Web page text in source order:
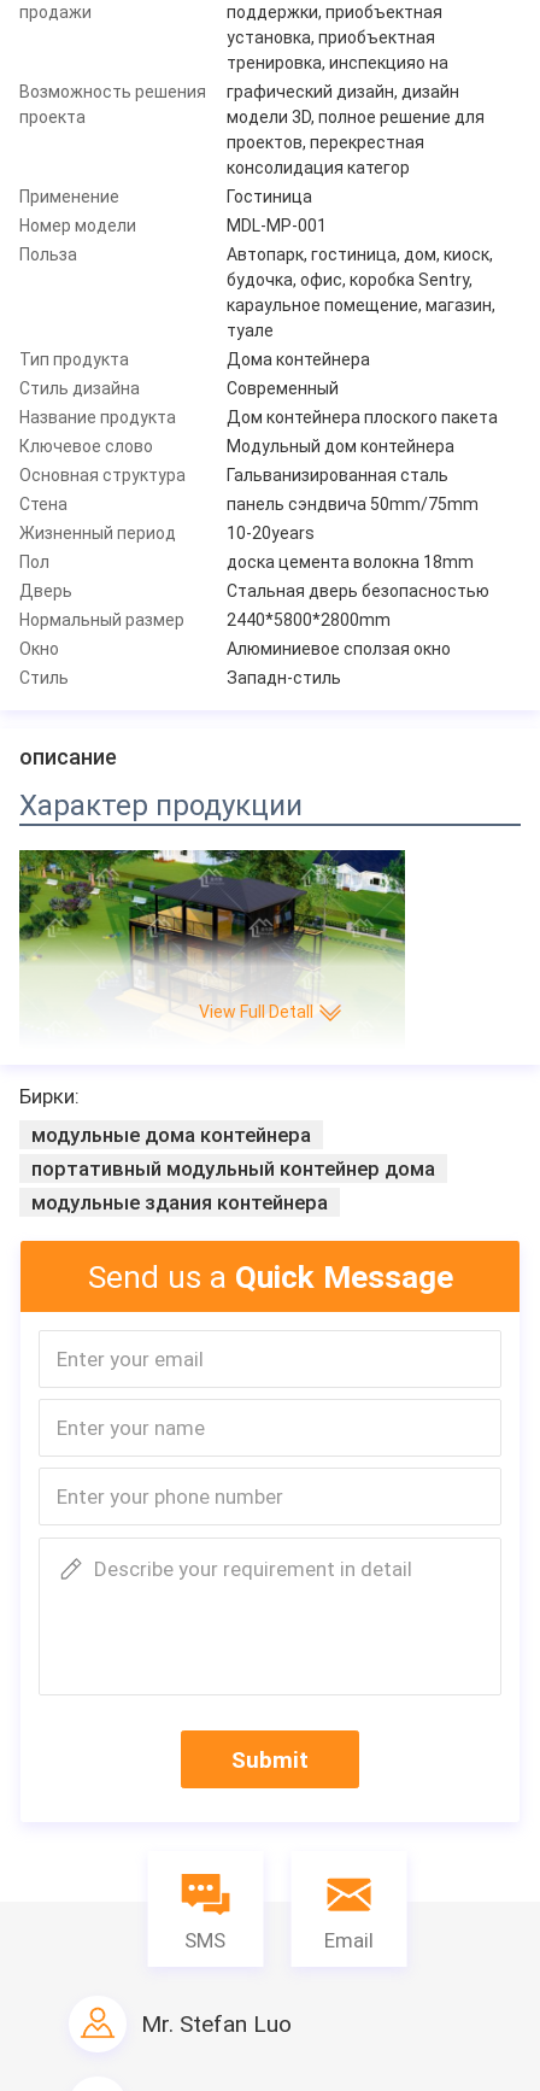
продажи
поддержки, приобъектная
установка, приобъектная
тренировка, инспекцияо на
Возможность решения
проекта
графический дизайн, дизайн
модели 3D, полное решение для
проектов, перекрестная
консолидация категор
Применение
Гостиница
Номер модели
MDL-MP-001
Польза
Автопарк, гостиница, дом, киоск,
будочка, офис, коробка Sentry,
караульное помещение, магазин,
туале
Тип продукта
Дома контейнера
Стиль дизайна
Современный
Название продукта
Дом контейнера плоского пакета
Ключевое слово
Модульный дом контейнера
Основная структура
Гальванизированная сталь
Стена
панель сэндвича 50mm/75mm
Жизненный период
10-20years
Пол
доска цемента волокна 18mm
Дверь
Стальная дверь безопасностью
Нормальный размер
2440*5800*2800mm
Окно
Алюминиевое сползая окно
Стиль
Западн-стиль
описание
Характер продукции
Спецификация
Размер:
Столбец:
210*1510*3.0mm
EPS, лист 0.326/
Установите время:
Емкость быстро изменяющаяся
Загрузка контейнера:
Компания Profie
View Full Detall
Бирки:
модульные дома контейнера
портативный модульный контейнер дома
модульные здания контейнера
Send us a Quick Message
Describe your requirement in detail
Submit
SMS Email
Mr. Stefan Luo